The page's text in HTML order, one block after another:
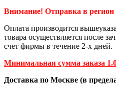
Внимание! Отправка в регион
Оплата производится
товара осуществляется после
счет фирмы в течение 2-х дней.
Минимальная сумма заказа
Доставка по Москве (в